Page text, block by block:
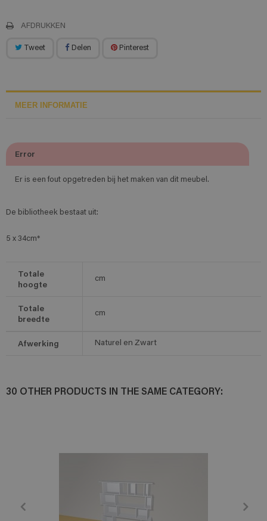
AFDRUKKEN
Tweet Delen Pinterest
MEER INFORMATIE
Error
Er is een fout opgetreden bij het maken van dit meubel.
De bibliotheek bestaat uit:
5 x 34cm*
Totale
hoogte
cm
Totale
breedte
cm
Afwerking Naturel en Zwart
30 OTHER PRODUCTS IN THE SAME CATEGORY: